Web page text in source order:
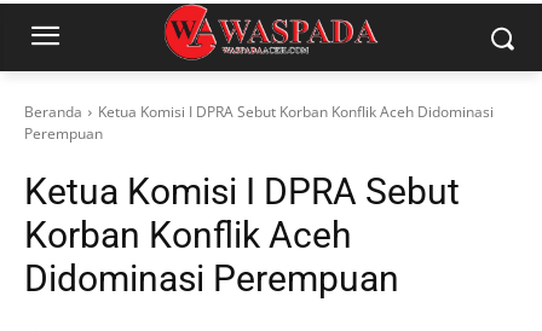
Beranda
Ketua Komisi I DPRA Sebut Korban Konflik Aceh Didominasi
Perempuan
Ketua Komisi I DPRA Sebut
Korban Konflik Aceh
Didominasi Perempuan